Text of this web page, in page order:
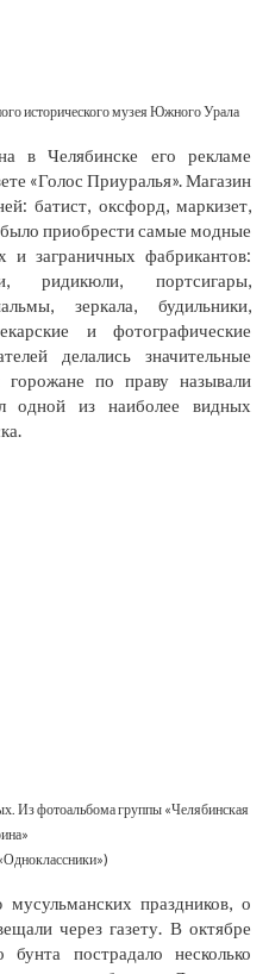
исторического музея Южного Урала
в Челябинске его рекламе
«Голос Приуралья». Магазин
батист, оксфорд, маркизет,
приобрести самые модные
и заграничных фабрикантов:
ридикюли, портсигары,
зеркала, будильники,
и фотографические
делались значительные
по праву называли
одной из наиболее видных
Из фотоальбома группы «Челябинская
праздников, о
через газету. В октябре
пострадало несколько